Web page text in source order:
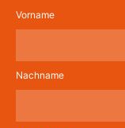
Vorname
Nachname